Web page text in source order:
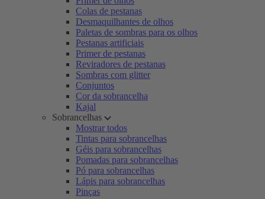
Colas de pestanas
Desmaquilhantes de olhos
Paletas de sombras para os olhos
Pestanas artificiais
Primer de pestanas
Reviradores de pestanas
Sombras com glitter
Conjuntos
Cor da sobrancelha
Kajal
Sobrancelhas
Mostrar todos
Tintas para sobrancelhas
Géis para sobrancelhas
Pomadas para sobrancelhas
Pó para sobrancelhas
Lápis para sobrancelhas
Pinças